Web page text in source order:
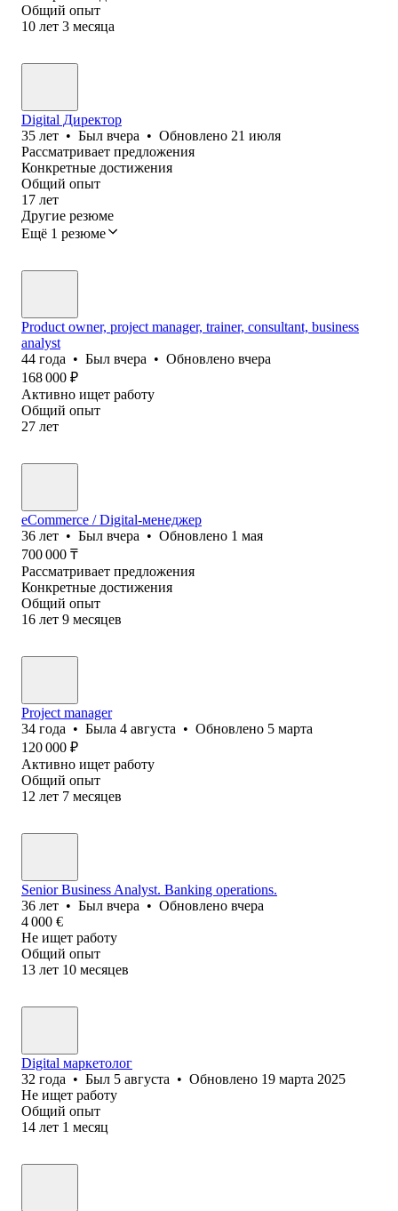
Общий опыт
10 лет 3 месяца
Digital Директор
35 лет • Был вчера • Обновлено 21 июля
Рассматривает предложения
Конкретные достижения
Общий опыт
17 лет
Другие резюме
Ещё 1 резюме
Product owner, project manager, trainer, consultant, business
analyst
44 года • Был вчера • Обновлено вчера
168 000 ₽
Активно ищет работу
Общий опыт
27 лет
eCommerce / Digital-менеджер
36 лет • Был вчера • Обновлено 1 мая
700 000 ₸
Рассматривает предложения
Конкретные достижения
Общий опыт
16 лет 9 месяцев
Project manager
34 года • Была 4 августа • Обновлено 5 марта
120 000 ₽
Активно ищет работу
Общий опыт
12 лет 7 месяцев
Senior Business Analyst. Banking operations.
36 лет • Был вчера • Обновлено вчера
4 000 €
Не ищет работу
Общий опыт
13 лет 10 месяцев
Digital маркетолог
32 года • Был 5 августа • Обновлено 19 марта 2025
Не ищет работу
Общий опыт
14 лет 1 месяц